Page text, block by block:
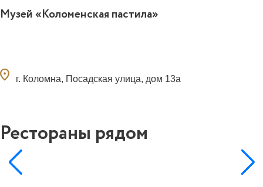
Музей «Коломенская пастила»
г. Коломна, Посадская улица, дом 13а
Рестораны рядом
15